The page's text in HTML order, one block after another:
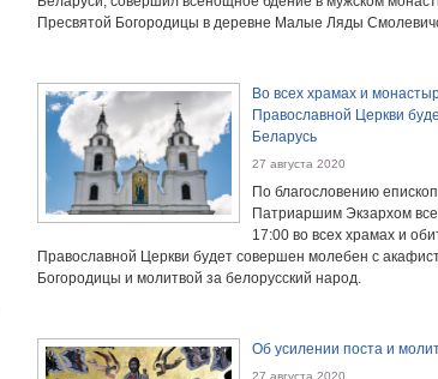
Пресвятой Богородицы в деревне Малые Ляды
Во всех храмах и
Православной Церкви
Беларусь
27 августа 2020
По благословению
Патриаршим Экзархом
17:00 во всех храмах и
Православной Церкви будет совершен молебен с
Богородицы и молитвой за белорусский народ.
Об усилении поста и
27 августа 2020